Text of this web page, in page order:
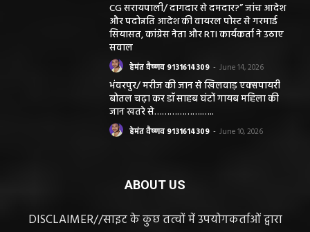
CG सरायपाली/ दागदार से दमदार?” जांच आदेश
और पदोन्नति आदेश की वायरल पोस्ट से गरमाई
सियासत, कांग्रेस नेता और RTI कार्यकर्ता ने उठाए
सवाल
हेमंत वैष्णव 9131614309 - June 14, 2026
भंवरपुर/ मरीज की जान से खिलवाड़ एक्सपायरी
बोतल चढ़ा कर डॉ साहब घंटों गायब महिला की
जान खतरे से……………….…..
हेमंत वैष्णव 9131614309 - June 10, 2026
ABOUT US
DISCLAIMER//साइट के कुछ तत्वों में उपयोगकर्ताओं द्वारा